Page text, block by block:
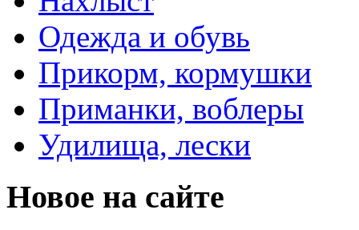
Одежда и обувь
Прикорм, кормушки
Приманки, воблеры
Удилища, лески
Новое на сайте